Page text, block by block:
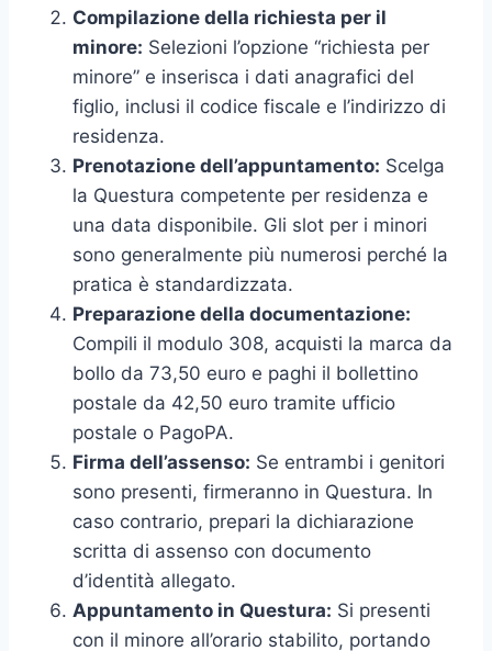
Compilazione della richiesta per il
minore: Selezioni l’opzione “richiesta per
minore” e inserisca i dati anagrafici del
figlio, inclusi il codice fiscale e l’indirizzo di
residenza.
Prenotazione dell’appuntamento: Scelga
la Questura competente per residenza e
una data disponibile. Gli slot per i minori
sono generalmente più numerosi perché la
pratica è standardizzata.
Preparazione della documentazione:
Compili il modulo 308, acquisti la marca da
bollo da 73,50 euro e paghi il bollettino
postale da 42,50 euro tramite ufficio
postale o PagoPA.
Firma dell’assenso: Se entrambi i genitori
sono presenti, firmeranno in Questura. In
caso contrario, prepari la dichiarazione
scritta di assenso con documento
d’identità allegato.
Appuntamento in Questura: Si presenti
con il minore all’orario stabilito, portando